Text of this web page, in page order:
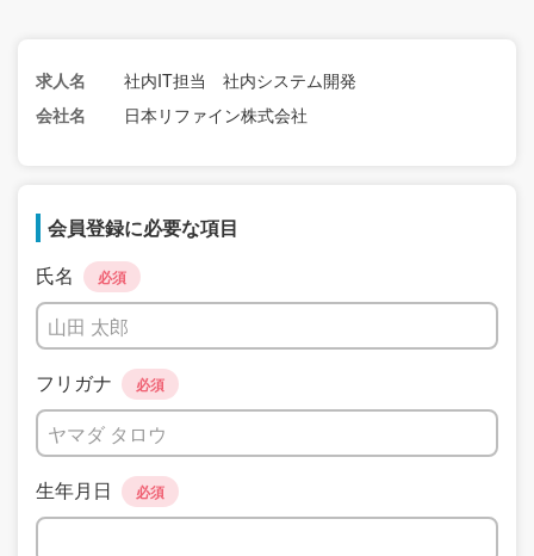
求人名
社内IT担当 社内システム開発
会社名
日本リファイン株式会社
会員登録に必要な項目
氏名
必須
フリガナ 必須
生年月日 必須